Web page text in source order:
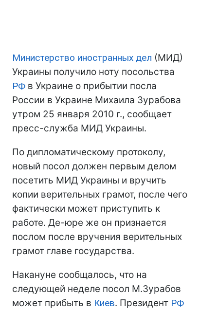
Министерство иностранных дел (МИД)
Украины получило ноту посольства
РФ в Украине о прибытии посла
России в Украине Михаила Зурабова
утром 25 января 2010 г., сообщает
пресс-служба МИД Украины.
По дипломатическому протоколу,
новый посол должен первым делом
посетить МИД Украины и вручить
копии верительных грамот, после чего
фактически может приступить к
работе. Де-юре же он признается
послом после вручения верительных
грамот главе государства.
Накануне сообщалось, что на
следующей неделе посол М.Зурабов
может прибыть в Киев. Президент РФ